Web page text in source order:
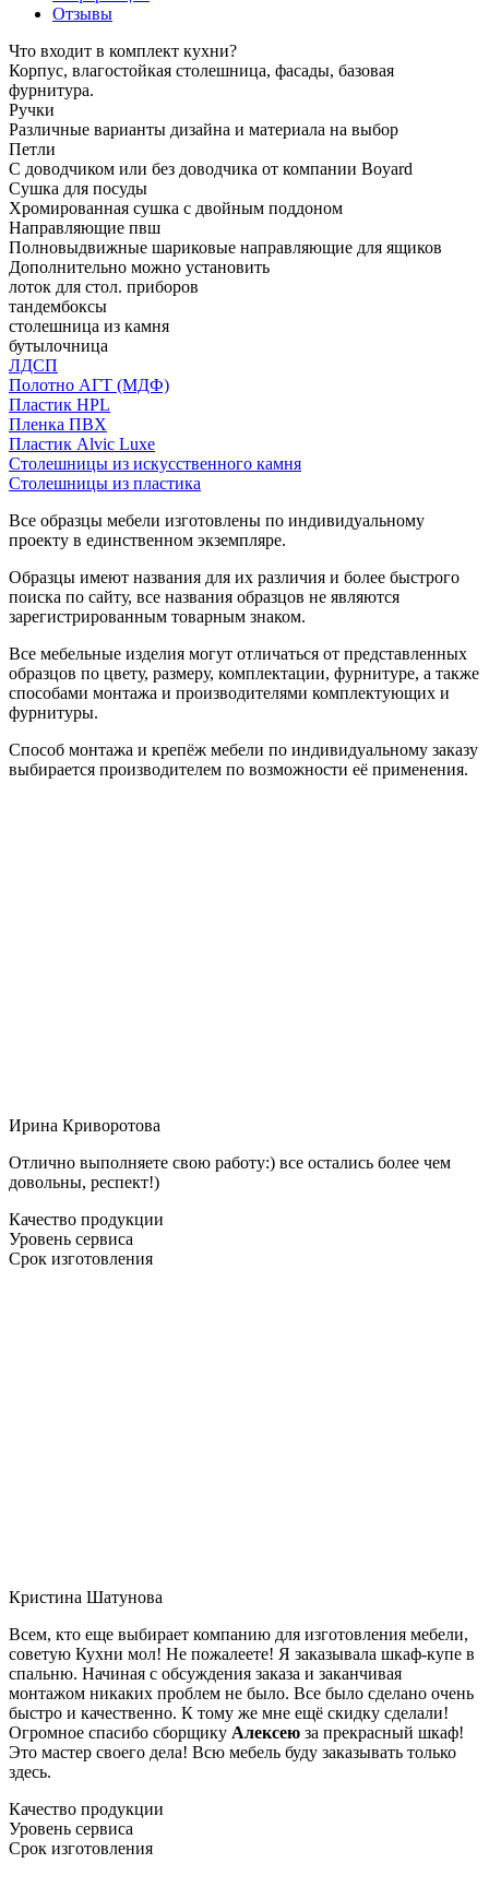
Отзывы
Что входит в комплект кухни?
Корпус, влагостойкая столешница, фасады, базовая
фурнитура.
Ручки
Различные варианты дизайна и материала на выбор
Петли
С доводчиком или без доводчика от компании Boyard
Сушка для посуды
Хромированная сушка с двойным поддоном
Направляющие пвш
Полновыдвижные шариковые направляющие для ящиков
Дополнительно можно установить
лоток для стол. приборов
тандембоксы
столешница из камня
бутылочница
ЛДСП
Полотно АГТ (МДФ)
Пластик HPL
Пленка ПВХ
Пластик Alvic Luxe
Столешницы из искусственного камня
Столешницы из пластика
Все образцы мебели изготовлены по индивидуальному
проекту в единственном экземпляре.
Образцы имеют названия для их различия и более быстрого
поиска по сайту, все названия образцов не являются
зарегистрированным товарным знаком.
Все мебельные изделия могут отличаться от представленных
образцов по цвету, размеру, комплектации, фурнитуре, а также
способами монтажа и производителями комплектующих и
фурнитуры.
Способ монтажа и крепёж мебели по индивидуальному заказу
выбирается производителем по возможности её применения.
Ирина Криворотова
Отлично выполняете свою работу:) все остались более чем
довольны, респект!)
Качество продукции
Уровень сервиса
Срок изготовления
Кристина Шатунова
Всем, кто еще выбирает компанию для изготовления мебели,
советую Кухни мол! Не пожалеете! Я заказывала шкаф-купе в
спальню. Начиная с обсуждения заказа и заканчивая
монтажом никаких проблем не было. Все было сделано очень
быстро и качественно. К тому же мне ещё скидку сделали!
Огромное спасибо сборщику Алексею за прекрасный шкаф!
Это мастер своего дела! Всю мебель буду заказывать только
здесь.
Качество продукции
Уровень сервиса
Срок изготовления